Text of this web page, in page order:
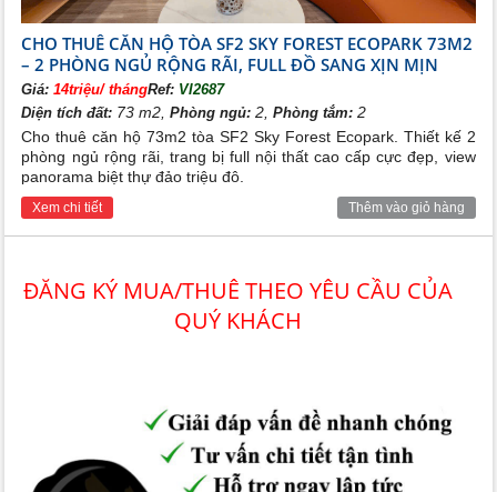
CHO THUÊ CĂN HỘ TÒA SF2 SKY FOREST ECOPARK 73M2
– 2 PHÒNG NGỦ RỘNG RÃI, FULL ĐỒ SANG XỊN MỊN
Giá:14triệu/ thángRef: VI2687
Diện tích đất: 73 m2,Phòng ngủ: 2,Phòng tắm: 2
Cho thuê căn hộ 73m2 tòa SF2 Sky Forest Ecopark. Thiết kế 2
phòng ngủ rộng rãi, trang bị full nội thất cao cấp cực đẹp, view
panorama biệt thự đảo triệu đô.
Xem chi tiết Thêm vào giỏ hàng
ĐĂNG KÝ MUA/THUÊ THEO YÊU CẦU CỦA
QUÝ KHÁCH